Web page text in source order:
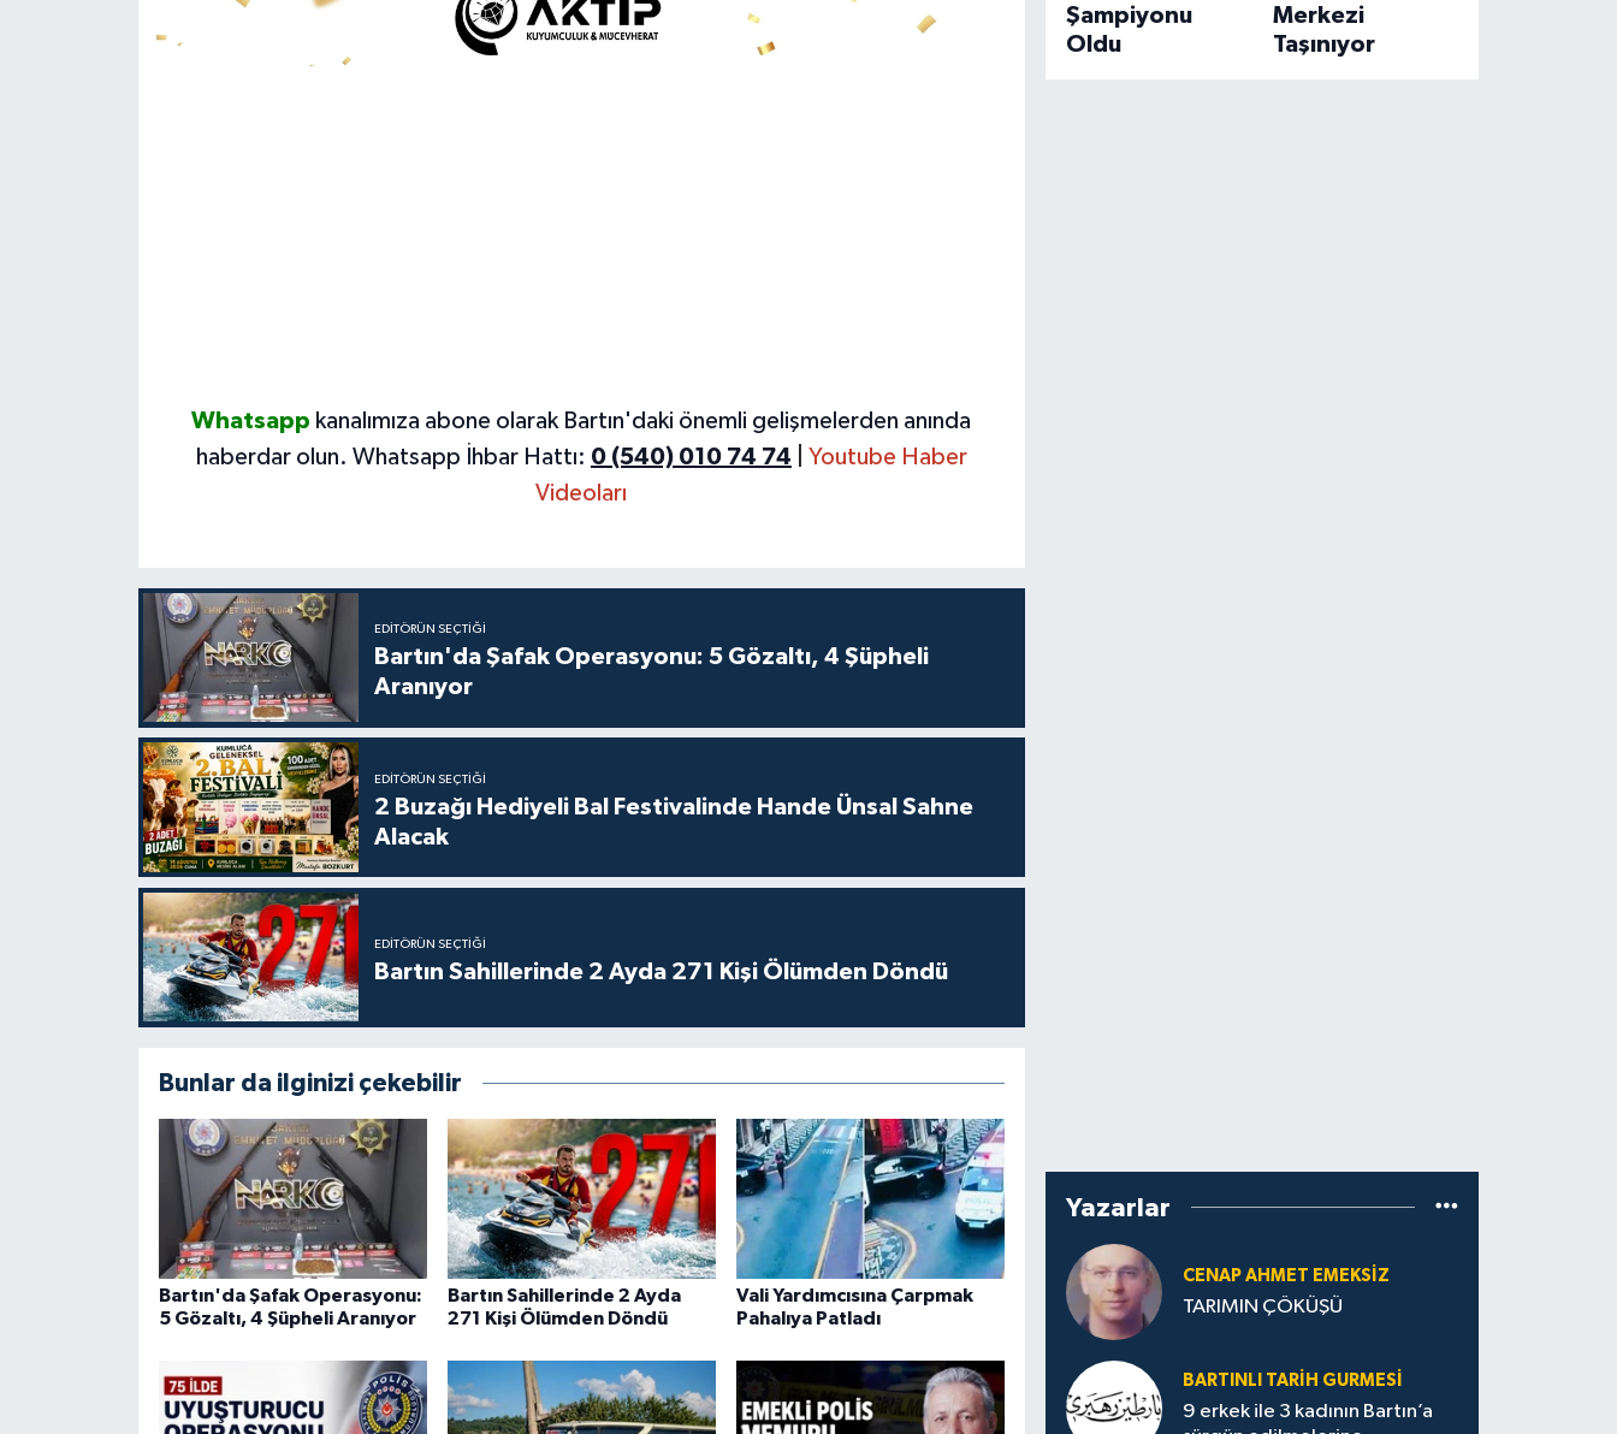
Whatsapp kanalımıza abone olarak Bartın'daki önemli gelişmelerden anında
haberdar olun. Whatsapp İhbar Hattı: 0 (540) 010 74 74
Youtube Haber
Videoları
EDITÖRÜN SEÇTIĞI
Bartın'da Şafak Operasyonu: 5 Gözaltı, 4 Şüpheli
Aranıyor
EDITÖRÜN SEÇTIĞI
2 Buzağı Hediyeli Bal Festivalinde Hande Ünsal Sahne
Alacak
EDITÖRÜN SEÇTIĞI
Bartın Sahillerinde 2 Ayda 271 Kişi Ölümden Döndü
Bunlar da ilginizi çekebilir
Bartın'da Şafak Operasyonu:
5 Gözaltı, 4 Şüpheli Aranıyor
Bartın Sahillerinde 2 Ayda
271 Kişi Ölümden Döndü
Vali Yardımcısına Çarpmak
Pahalıya Patladı
Şampiyonu
Oldu
Merkezi
Taşınıyor
Yazarlar
CENAP AHMET EMEKSİZ
TARIMIN ÇÖKÜŞÜ
BARTINLI TARIH GURMESI
9 erkek ile 3 kadının Bartın’a